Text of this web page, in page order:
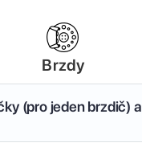
Brzdy
(pro jeden brzdič)